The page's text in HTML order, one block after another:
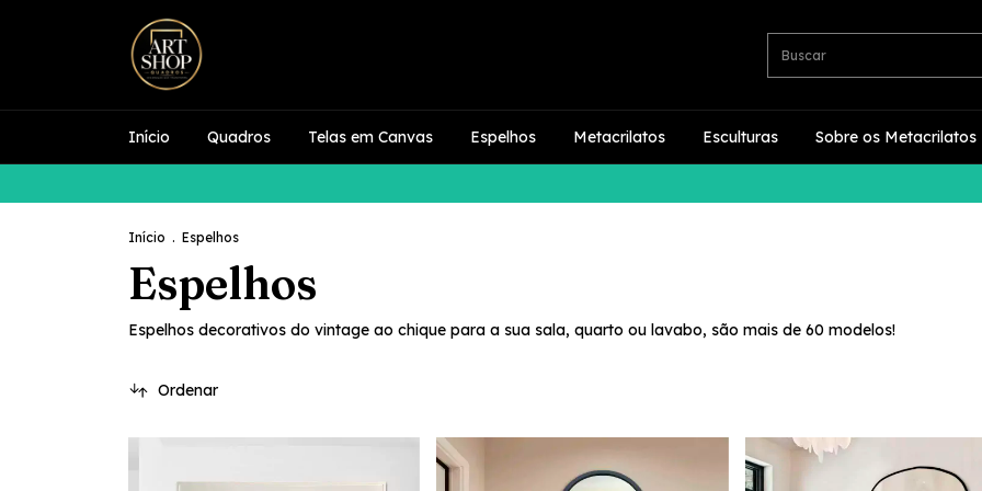
Início Quadros Telas em Canvas Espelhos Metacrilatos Esculturas Sobre os Metacrilatos
Início . Espelhos
Espelhos
Espelhos decorativos do vintage ao chique para a sua sala, quarto ou lavabo, são mais de 60 modelos!
Ordenar